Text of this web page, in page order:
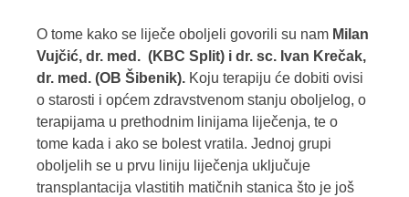
O tome kako se liječe oboljeli govorili su nam Milan
Vujčić, dr. med. (KBC Split) i dr. sc. Ivan Krečak,
dr. med. (OB Šibenik). Koju terapiju će dobiti ovisi
o starosti i općem zdravstvenom stanju oboljelog, o
terapijama u prethodnim linijama liječenja, te o
tome kada i ako se bolest vratila. Jednoj grupi
oboljelih se u prvu liniju liječenja uključuje
transplantacija vlastitih matičnih stanica što je još